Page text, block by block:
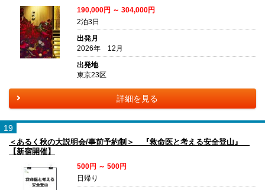
190,000円 ～ 304,000円
2泊3日
出発月
2026年 12月
出発地
東京23区
詳細を見る
19
＜あるく秋の大説明会/事前予約制＞ 『救命医と考える安全登山』
【新宿開催】
500円 ～ 500円
日帰り